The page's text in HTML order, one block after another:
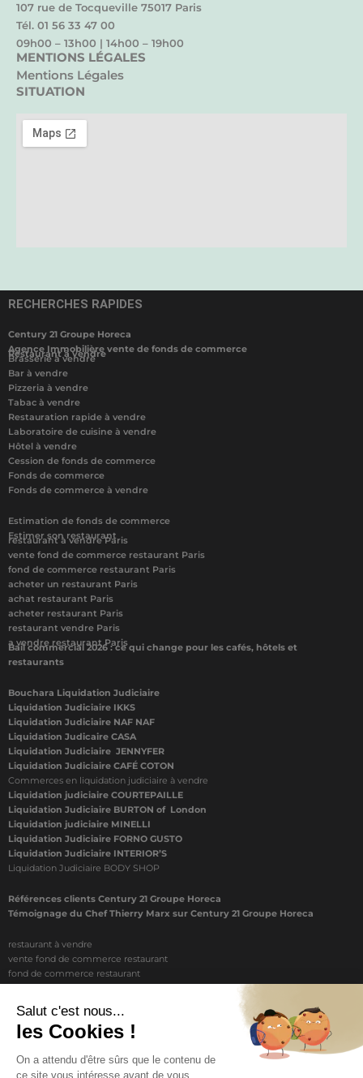
107 rue de Tocqueville 75017 Paris
Tél. 01 56 33 47 00
09h00 – 13h00 | 14h00 – 19h00
MENTIONS LÉGALES
Mentions Légales
SITUATION
RECHERCHES RAPIDES
Century 21 Groupe Horeca
Agence Immobilière vente de fonds de commerce
Restaurant à vendre
Brasserie à vendre
Bar à vendre
Pizzeria à vendre
Tabac à vendre
Restauration rapide à vendre
Laboratoire de cuisine à vendre
Hôtel à vendre
Cession de fonds de commerce
Fonds de commerce
Fonds de commerce à vendre
Estimation de fonds de commerce
Estimer son restaurant
restaurant à vendre Paris
vente fond de commerce restaurant Paris
fond de commerce restaurant Paris
acheter un restaurant Paris
achat restaurant Paris
acheter restaurant Paris
restaurant vendre Paris
a vendre restaurant Paris
Bail commercial 2026 : ce qui change pour les cafés, hôtels et
restaurants
Bouchara Liquidation Judiciaire
Liquidation Judiciaire IKKS
Liquidation Judiciaire NAF NAF
Liquidation Judicaire CASA
Liquidation Judiciaire JENNYFER
Liquidation Judiciaire CAFÉ COTON
Commerces en liquidation judiciaire à vendre
Liquidation judiciaire COURTEPAILLE
Liquidation Judiciaire BURTON of London
Liquidation judiciaire MINELLI
Liquidation Judiciaire FORNO GUSTO
Liquidation Judiciaire INTERIOR’S
Liquidation Judiciaire BODY SHOP
Références clients Century 21 Groupe Horeca
Témoignage du Chef Thierry Marx sur Century 21 Groupe Horeca
restaurant à vendre
vente fond de commerce restaurant
fond de commerce restaurant
vente de fond de commerce restaurant
acheter restaurant